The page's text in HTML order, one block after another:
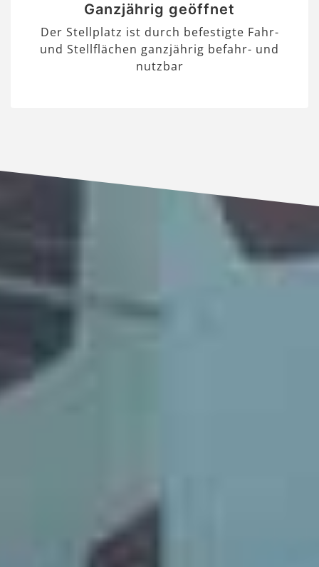
Ganzjährig geöffnet
Der Stellplatz ist durch befestigte Fahr-
und Stellflächen ganzjährig befahr- und
nutzbar